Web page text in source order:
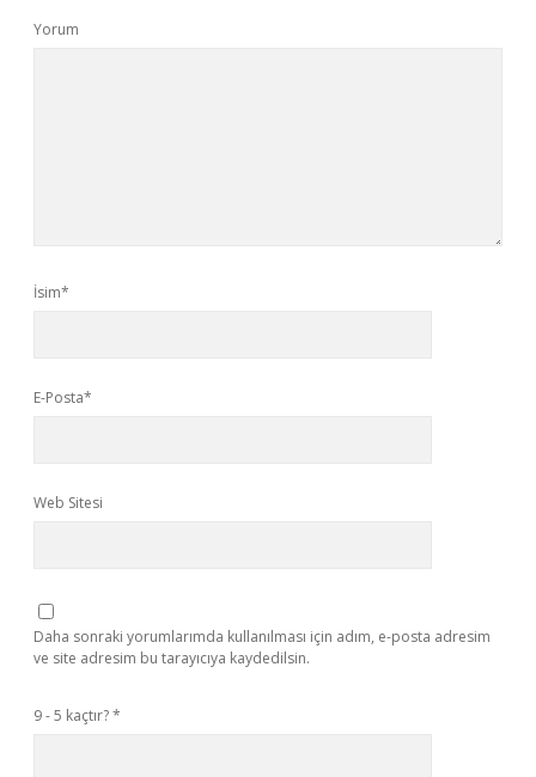
Yorum
İsim*
E-Posta*
Web Sitesi
Daha sonraki yorumlarımda kullanılması için adım, e-posta adresim
ve site adresim bu tarayıcıya kaydedilsin.
9 - 5 kaçtır?*